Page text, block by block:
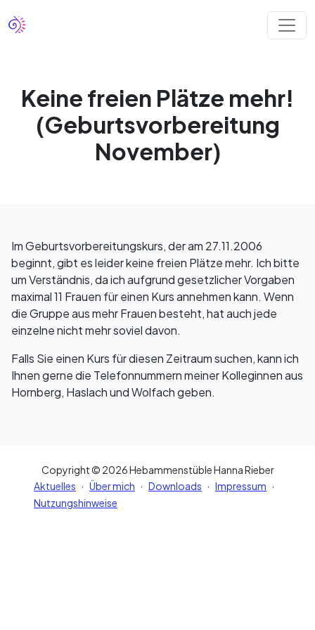
Keine freien Plätze mehr!
(Geburtsvorbereitung
November)
Im Geburtsvorbereitungskurs, der am 27.11.2006
beginnt, gibt es leider keine freien Plätze mehr. Ich bitte
um Verständnis, da ich aufgrund gesetzlicher Vorgaben
maximal 11 Frauen für einen Kurs annehmen kann. Wenn
die Gruppe aus mehr Frauen besteht, hat auch jede
einzelne nicht mehr soviel davon.
Falls Sie einen Kurs für diesen Zeitraum suchen, kann ich
Ihnen gerne die Telefonnummern meiner Kolleginnen aus
Hornberg, Haslach und Wolfach geben.
Copyright © 2026 Hebammenstüble Hanna Rieber
Aktuelles · Über mich · Downloads · Impressum ·
Nutzungshinweise